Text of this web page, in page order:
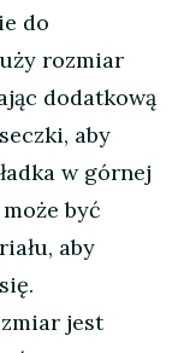
do
rozmiar
dodatkową
aby
w górnej
być
aby
jest